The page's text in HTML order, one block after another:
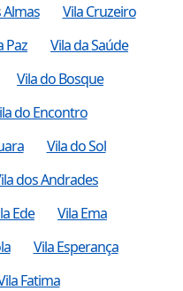
Almas
Vila Cruzeiro
Paz
Vila da Saúde
Vila do Bosque
do Encontro
Vila do Sol
dos Andrades
Ede
Vila Ema
Vila Esperança
Fatima